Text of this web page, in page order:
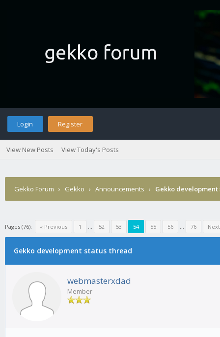
Login Register
View New Posts View Today's Posts
Gekko Forum › Gekko › Announcements › Gekko
Pages (76): « Previous 1 ... 52 53 54 55 56 ... 76
Gekko development status thread
webmasterxdad
Member